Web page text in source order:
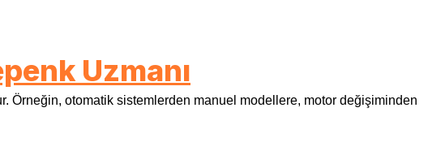
Uzmanı
Örneğin, otomatik sistemlerden manuel modellere, motor değişiminden